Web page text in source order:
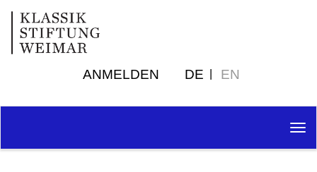
ANMELDEN DE EN